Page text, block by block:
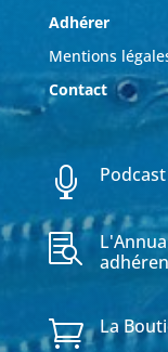
Adhérer
Mentions
Contact
 Podcast

 La